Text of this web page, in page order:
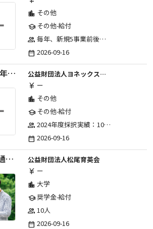
location_city その他
schoolその他-給付
group 毎年、新規5事業前後への助成金交付を予定とし、初年度5事業、2年目合計10事業前後、3年目合計15事業前後、4年目以降は15事業前後にて実施する。 2025年度採択実績：5事業、2026年度採択実績：5事業
date_range 2026-09-16
【助成事業】2027年度（通年）ジュニアスポーツ振興に関する助成金
公益財団法人ヨネックススポーツ振興財団
currency_yen ー
location_city その他
schoolその他-給付
group 2024年度採択実績：107事業（前期45・後期62）、2025年度採択実績：103事業（前期48・後期55）、2026年度採択実績：97事業 ※2026年度より、前期・後期の区分を廃止し、年1回の申請受付となりました。
date_range 2026-09-16
【学費・寮費・交通費給付】2027年度第71期育英生募集
公益財団法人松尾育英会
currency_yen ー
location_city 大学
school奨学金-給付
group 10人
date_range 2026-09-16